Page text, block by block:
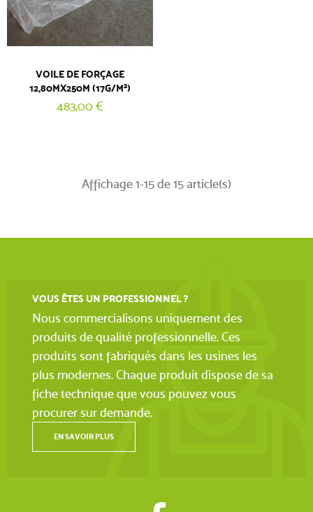
VOILE DE FORÇAGE
12,80MX250M (17G/M²)
483,00 €
Affichage 1-15 de 15 article(s)
VOUS ÊTES UN PROFESSIONNEL ?
Nous commercialisons uniquement des
produits de qualité professionnelle. Ces
produits sont fabriqués dans les usines les
plus modernes. Chaque produit dispose de sa
fiche technique que vous pouvez vous
procurer sur demande.
EN SAVOIR PLUS